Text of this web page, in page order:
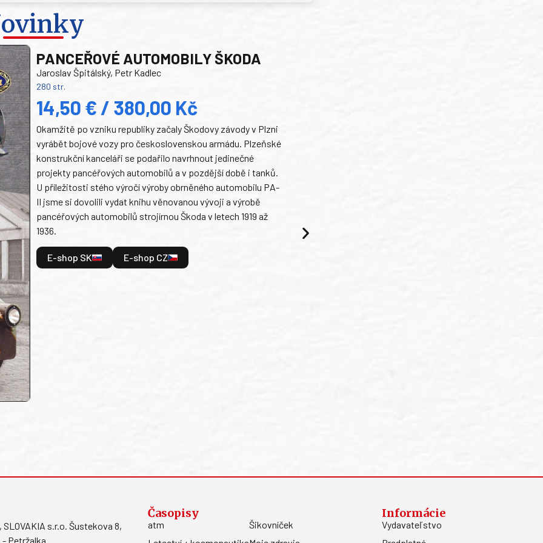
PANCEŘOVÉ AUTOMOBILY ŠKODA
Jaroslav Špitálský, Petr Kadlec
280 str.
14,50 € / 380,00 Kč
Okamžitě po vzniku republiky začaly Škodovy závody v Plzni
vyrábět bojové vozy pro československou armádu. Plzeňské
konstrukční kanceláři se podařilo navrhnout jedinečné
projekty pancéřových automobilů a v pozdější době i tanků.
U příležitosti stého výročí výroby obrněného automobilu PA-
II jsme si dovolili vydat knihu věnovanou vývoji a výrobě
pancéřových automobilů strojírnou Škoda v letech 1919 až
1936.
E-shop SK E-shop CZ
SLOVAKIA s.r.o. Šustekova 8,
- Petržalka
Časopisy
atm
Šikovníček
Informácie
Vydavateľstvo